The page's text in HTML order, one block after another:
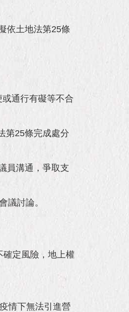
依土地法第25條
通行有礙等不合
第25條完成處分
員溝通，爭取支
議討論。
確定風險，地上權
情下無法引進營